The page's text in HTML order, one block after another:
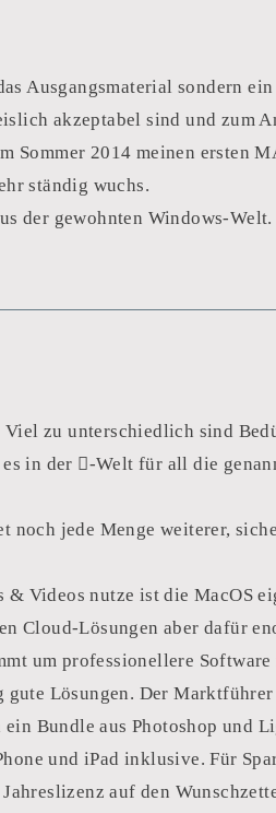
Ausgangsmaterial sondern
akzeptabel sind und zum
2014 meinen ersten
ständig wuchs.
der gewohnten Windows-Welt.
zu unterschiedlich sind
in der -Welt für all die
jede Menge weiterer,
Videos nutze ist die MacOS
Cloud-Lösungen aber dafür
um professionellere
Lösungen. Der
Bundle aus Photoshop und
und iPad inklusive. Für
auf den